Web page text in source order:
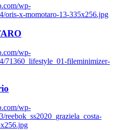
wp-
oris-x-momotaro-13-335x256.jpg
wp-
71360_lifestyle_01-fileminimizer-
wp-
reebok_ss2020_graziela_costa-